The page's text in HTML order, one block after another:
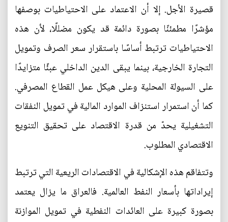
قصيرة الأجل. إلا أن الاعتماد على الاحتياطيات بوصفها
مؤشرًا مطمئنًا بصورة دائمة قد يكون مضللًا، لأن هذه
الاحتياطيات ترتبط أساسًا باستقرار سعر الصرف وتمويل
التجارة الخارجية، بينما يبقى الدين الداخلي عبئًا متزايدًا
على السيولة المحلية وعلى هيكل عمل القطاع المصرفي.
كما أن استمرار استنزاف الموارد المالية في تمويل النفقات
التشغيلية يحدّ من قدرة الاقتصاد على تحقيق التنويع
الاقتصادي المطلوب.
وتتفاقم هذه الإشكالية في الاقتصادات الريعية التي ترتبط
إيراداتها بأسعار النفط العالمية. فالعراق ما يزال يعتمد
بصورة كبيرة على العائدات النفطية في تمويل الموازنة